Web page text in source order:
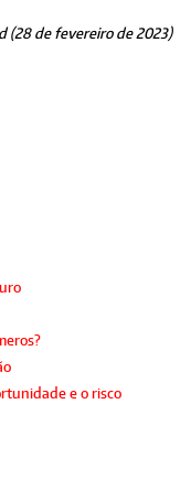
(28 de fevereiro de 2023)
e o risco